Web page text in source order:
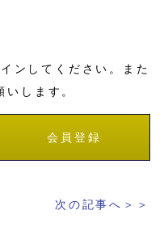
ンしてください。また
いします。
会員登録
次の記事へ＞＞